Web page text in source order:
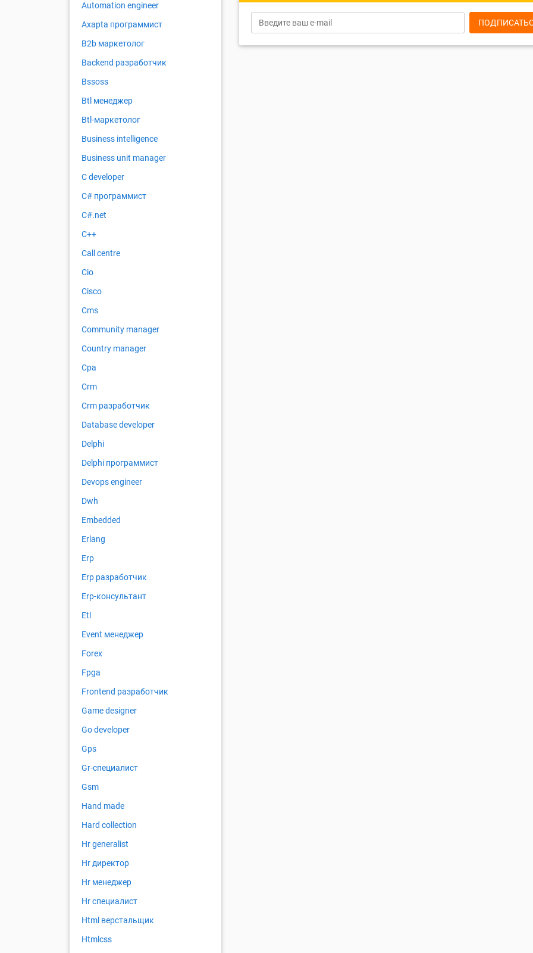
Automation engineer
Axapta программист
B2b маркетолог
Backend разработчик
Bssoss
Btl менеджер
Btl-маркетолог
Business intelligence
Business unit manager
C developer
C# программист
C#.net
C++
Call centre
Cio
Cisco
Cms
Community manager
Country manager
Cpa
Crm
Crm разработчик
Database developer
Delphi
Delphi программист
Devops engineer
Dwh
Embedded
Erlang
Erp
Erp разработчик
Erp-консультант
Etl
Event менеджер
Forex
Fpga
Frontend разработчик
Game designer
Go developer
Gps
Gr-специалист
Gsm
Hand made
Hard collection
Hr generalist
Hr директор
Hr менеджер
Hr специалист
Html верстальщик
Htmlcss